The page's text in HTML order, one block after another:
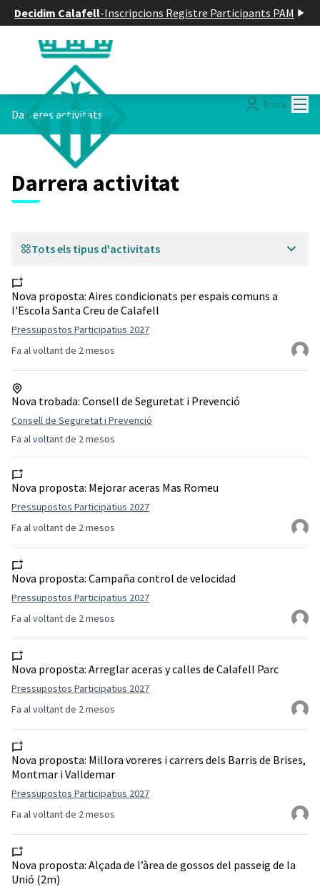
Decidim Calafell-Inscripcions Registre Participants PAM
Entra
Darreres activitats
Darrera activitat
Tots els tipus d'activitats
Fa al voltant de 2 mesos
Nova proposta: Aires condicionats per espais comuns a
l'Escola Santa Creu de Calafell
Pressupostos Participatius 2027
Fa al voltant de 2 mesos
Nova trobada: Consell de Seguretat i Prevenció
Consell de Seguretat i Prevenció
Fa al voltant de 2 mesos
Nova proposta: Mejorar aceras Mas Romeu
Pressupostos Participatius 2027
Fa al voltant de 2 mesos
Nova proposta: Campaña control de velocidad
Pressupostos Participatius 2027
Fa al voltant de 2 mesos
Nova proposta: Arreglar aceras y calles de Calafell Parc
Pressupostos Participatius 2027
Fa al voltant de 2 mesos
Nova proposta: Millora voreres i carrers dels Barris de Brises,
Montmar i Valldemar
Pressupostos Participatius 2027
Nova proposta: Alçada de l’àrea de gossos del passeig de la
Unió (2m)